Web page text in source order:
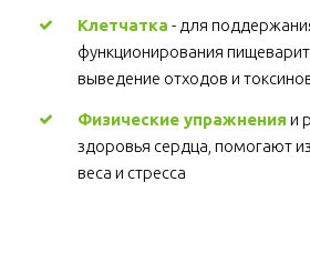
Клетчатка - для
функционирования
выведение отходов и
Физические упражнения и
здоровья сердца, помогают
веса и стресса